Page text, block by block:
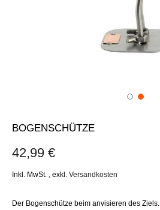
BOGENSCHÜTZE
42,99 €
Inkl. MwSt. exkl. Versandkosten
Der Bogenschütze beim anvisieren des Ziels.